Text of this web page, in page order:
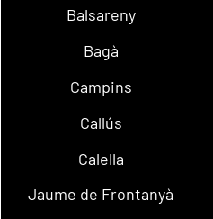
Balsareny
Bagà
Campins
Callús
Calella
Jaume de Frontanyà